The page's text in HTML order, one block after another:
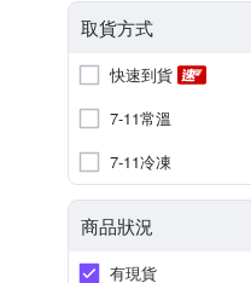
取貨方式
快速到貨
7-11常溫
7-11冷凍
商品狀況
有現貨